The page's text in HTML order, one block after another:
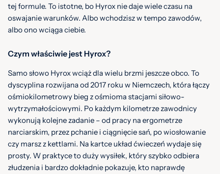
tej formule. To istotne, bo Hyrox nie daje wiele czasu na
oswajanie warunków. Albo wchodzisz w tempo zawodów,
albo ono wciąga ciebie.
Czym właściwie jest Hyrox?
Samo słowo Hyrox wciąż dla wielu brzmi jeszcze obco. To
dyscyplina rozwijana od 2017 roku w Niemczech, która łączy
ośmiokilometrowy bieg z ośmioma stacjami siłowo-
wytrzymałościowymi. Po każdym kilometrze zawodnicy
wykonują kolejne zadanie – od pracy na ergometrze
narciarskim, przez pchanie i ciągnięcie sań, po wiosłowanie
czy marsz z kettlami. Na kartce układ ćwieczeń wydaje się
prosty. W praktyce to duży wysiłek, który szybko odbiera
złudzenia i bardzo dokładnie pokazuje, kto naprawdę